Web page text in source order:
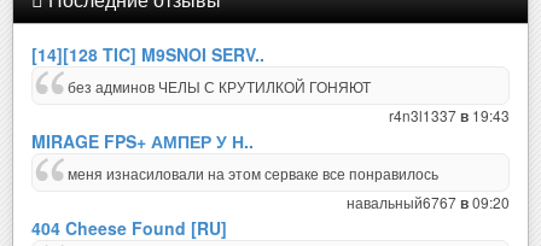
[14][128 TIC] M9SNOI SERV..
без админов ЧЕЛЫ С КРУТИЛКОЙ ГОНЯЮТ
r4n3l1337в 19:43
MIRAGE FPS+ АМПЕР У Н..
меня изнасиловали на этом серваке все понравилось
навальный6767в09:20
404 Cheese Found [RU]